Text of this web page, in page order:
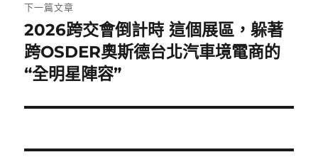
下一篇文章
下
一
篇
章:
2026跨交會倒計時 這個展區，躲著
跨OSDER奧斯德台北汽車境電商的
“全明星陣容”